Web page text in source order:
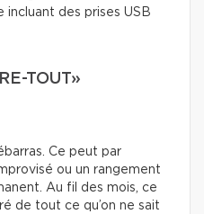
des prises USB
TOUT»
Ce peut par
ou un rangement
Au fil des mois, ce
de tout ce qu’on ne sait